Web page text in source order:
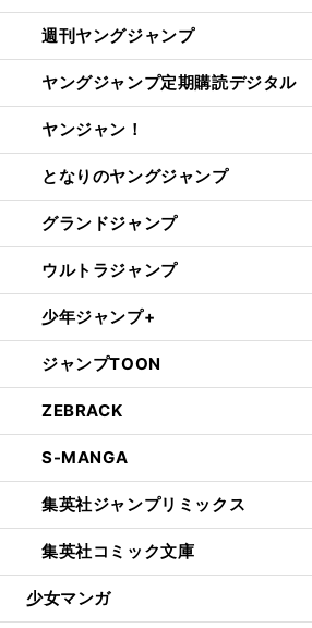
週刊ヤングジャンプ
ヤングジャンプ定期購読デジタル
ヤンジャン！
となりのヤングジャンプ
グランドジャンプ
ウルトラジャンプ
少年ジャンプ+
ジャンプTOON
ZEBRACK
S-MANGA
集英社ジャンプリミックス
集英社コミック文庫
少女マンガ